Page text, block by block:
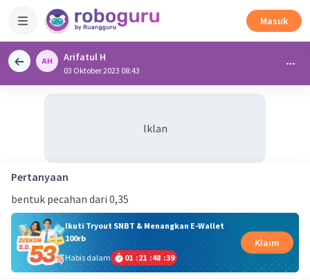
Masuk
Arifatul H
03 Oktober 2023 08:43
Iklan
Pertanyaan
bentuk pecahan dari 0,35
Ikuti Tryout SNBT & Menangkan E-Wallet
100rb
Habis dalam
01 :21 :48 :39
Klaim